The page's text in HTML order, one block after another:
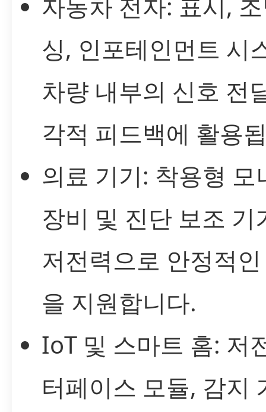
싱, 인포테인먼트 시
차량 내부의 신호 전
각적 피드백에 활용
의료 기기: 착용형 모
장비 및 진단 보조 기
저전력으로 안정적
을 지원합니다.
IoT 및 스마트 홈: 저
터페이스 모듈, 감지